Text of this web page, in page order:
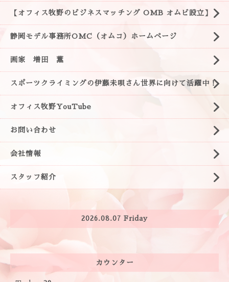
【オフィス牧野のビジネスマッチング OMB オムビ設立】
静岡モデル事務所OMC（オムコ）ホームページ
画家 増田 薫
スポーツクライミングの伊藤未唄さん世界に向けて活躍中！
オフィス牧野YouTube
お問い合わせ
会社情報
スタッフ紹介
2026.08.07 Friday
カウンター